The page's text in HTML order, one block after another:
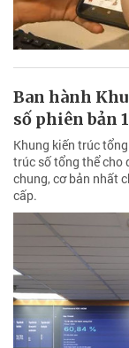
Ban hành
số phiên bản
Khung kiến trúc
trúc số tổng thể cho
chung, cơ bản nhất
cấp.